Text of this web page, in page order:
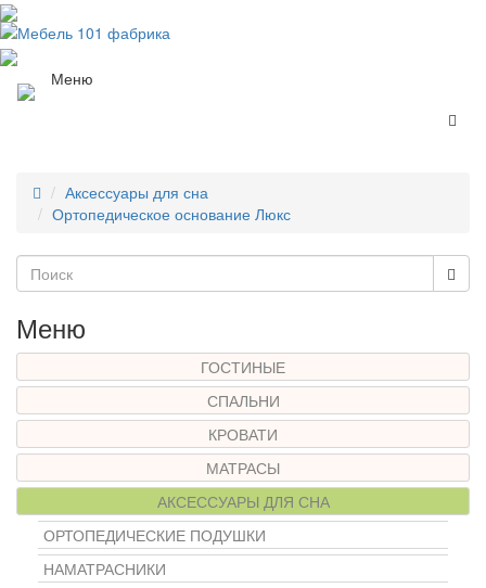
Меню
Аксессуары для сна
Ортопедическое основание Люкс
Меню
ГОСТИНЫЕ
СПАЛЬНИ
КРОВАТИ
МАТРАСЫ
АКСЕССУАРЫ ДЛЯ СНА
ОРТОПЕДИЧЕСКИЕ ПОДУШКИ
НАМАТРАСНИКИ